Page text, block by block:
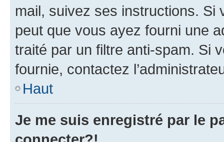
mail, suivez ses instructions. Si
peut que vous ayez fourni une
traité par un filtre anti-spam. Si
fournie, contactez
Haut
Je me suis enregistré par le